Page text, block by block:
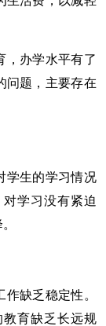
，办学水平有了
问题，主要存在
学生的学习情况
学习没有紧迫
缺乏稳定性。
育缺乏长远规